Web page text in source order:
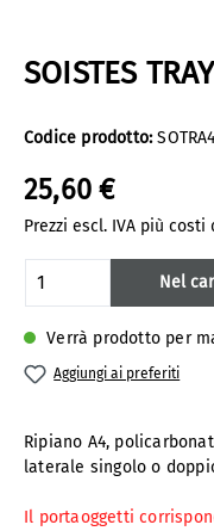
SOISTES
Codice prodotto:
25,60 €
Prezzi escl. IVA più costi
Verrà prodotto per
Quantità del
Nel
Aggiungi ai preferiti
Ripiano A4,
laterale singolo o
Il portaoggetti